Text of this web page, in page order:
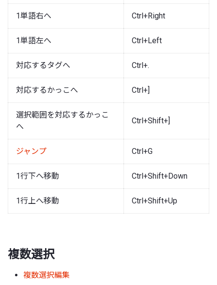
1単語右へ Ctrl+Right
1単語左へ Ctrl+Left
対応するタグへ Ctrl+.
対応するかっこへ Ctrl+]
選択範囲を対応するかっこ
へ
Ctrl+Shift+]
ジャンプ Ctrl+G
1行下へ移動 Ctrl+Shift+Down
1行上へ移動 Ctrl+Shift+Up
複数選択
複数選択編集